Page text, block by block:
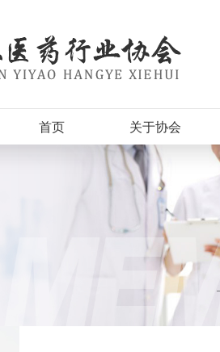
首页 关于协会
协会简介
组织机构
协会章程
入会须知
协会新闻